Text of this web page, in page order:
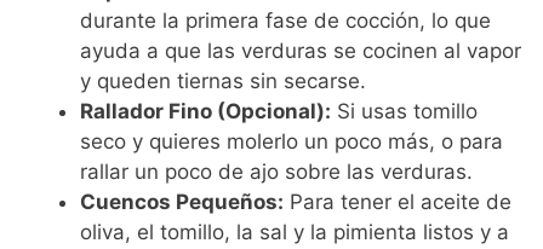
durante la primera fase de cocción, lo que
ayuda a que las verduras se cocinen al vapor
y queden tiernas sin secarse.
Rallador Fino (Opcional): Si usas tomillo
seco y quieres molerlo un poco más, o para
rallar un poco de ajo sobre las verduras.
Cuencos Pequeños: Para tener el aceite de
oliva, el tomillo, la sal y la pimienta listos y a